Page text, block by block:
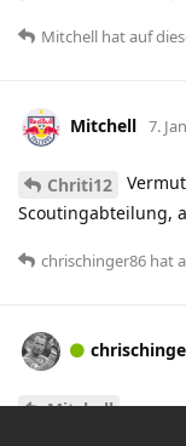
Mitchell hatauf
Mitchell 7.
Chriti12
Scoutingabteilung,
chrischinger86 hat
Mitchell
Und Stuttgart hat